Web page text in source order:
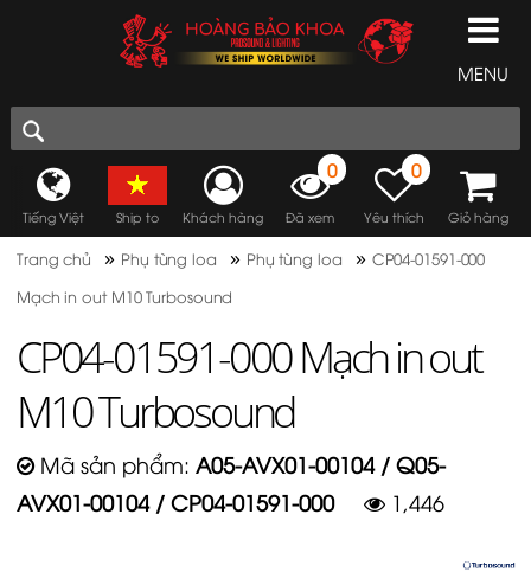
MENU
Tiếng Việt Ship to Khách hàng
0
Đã xem
0
Yêu thích Giỏ hàng
Trang chủ » Phụ tùng loa » Phụ tùng loa » CP04-01591-000
Mạch in out M10 Turbosound
CP04-01591-000 Mạch in out
M10 Turbosound
Mã sản phẩm: A05-AVX01-00104 / Q05-
AVX01-00104 / CP04-01591-000
1,446